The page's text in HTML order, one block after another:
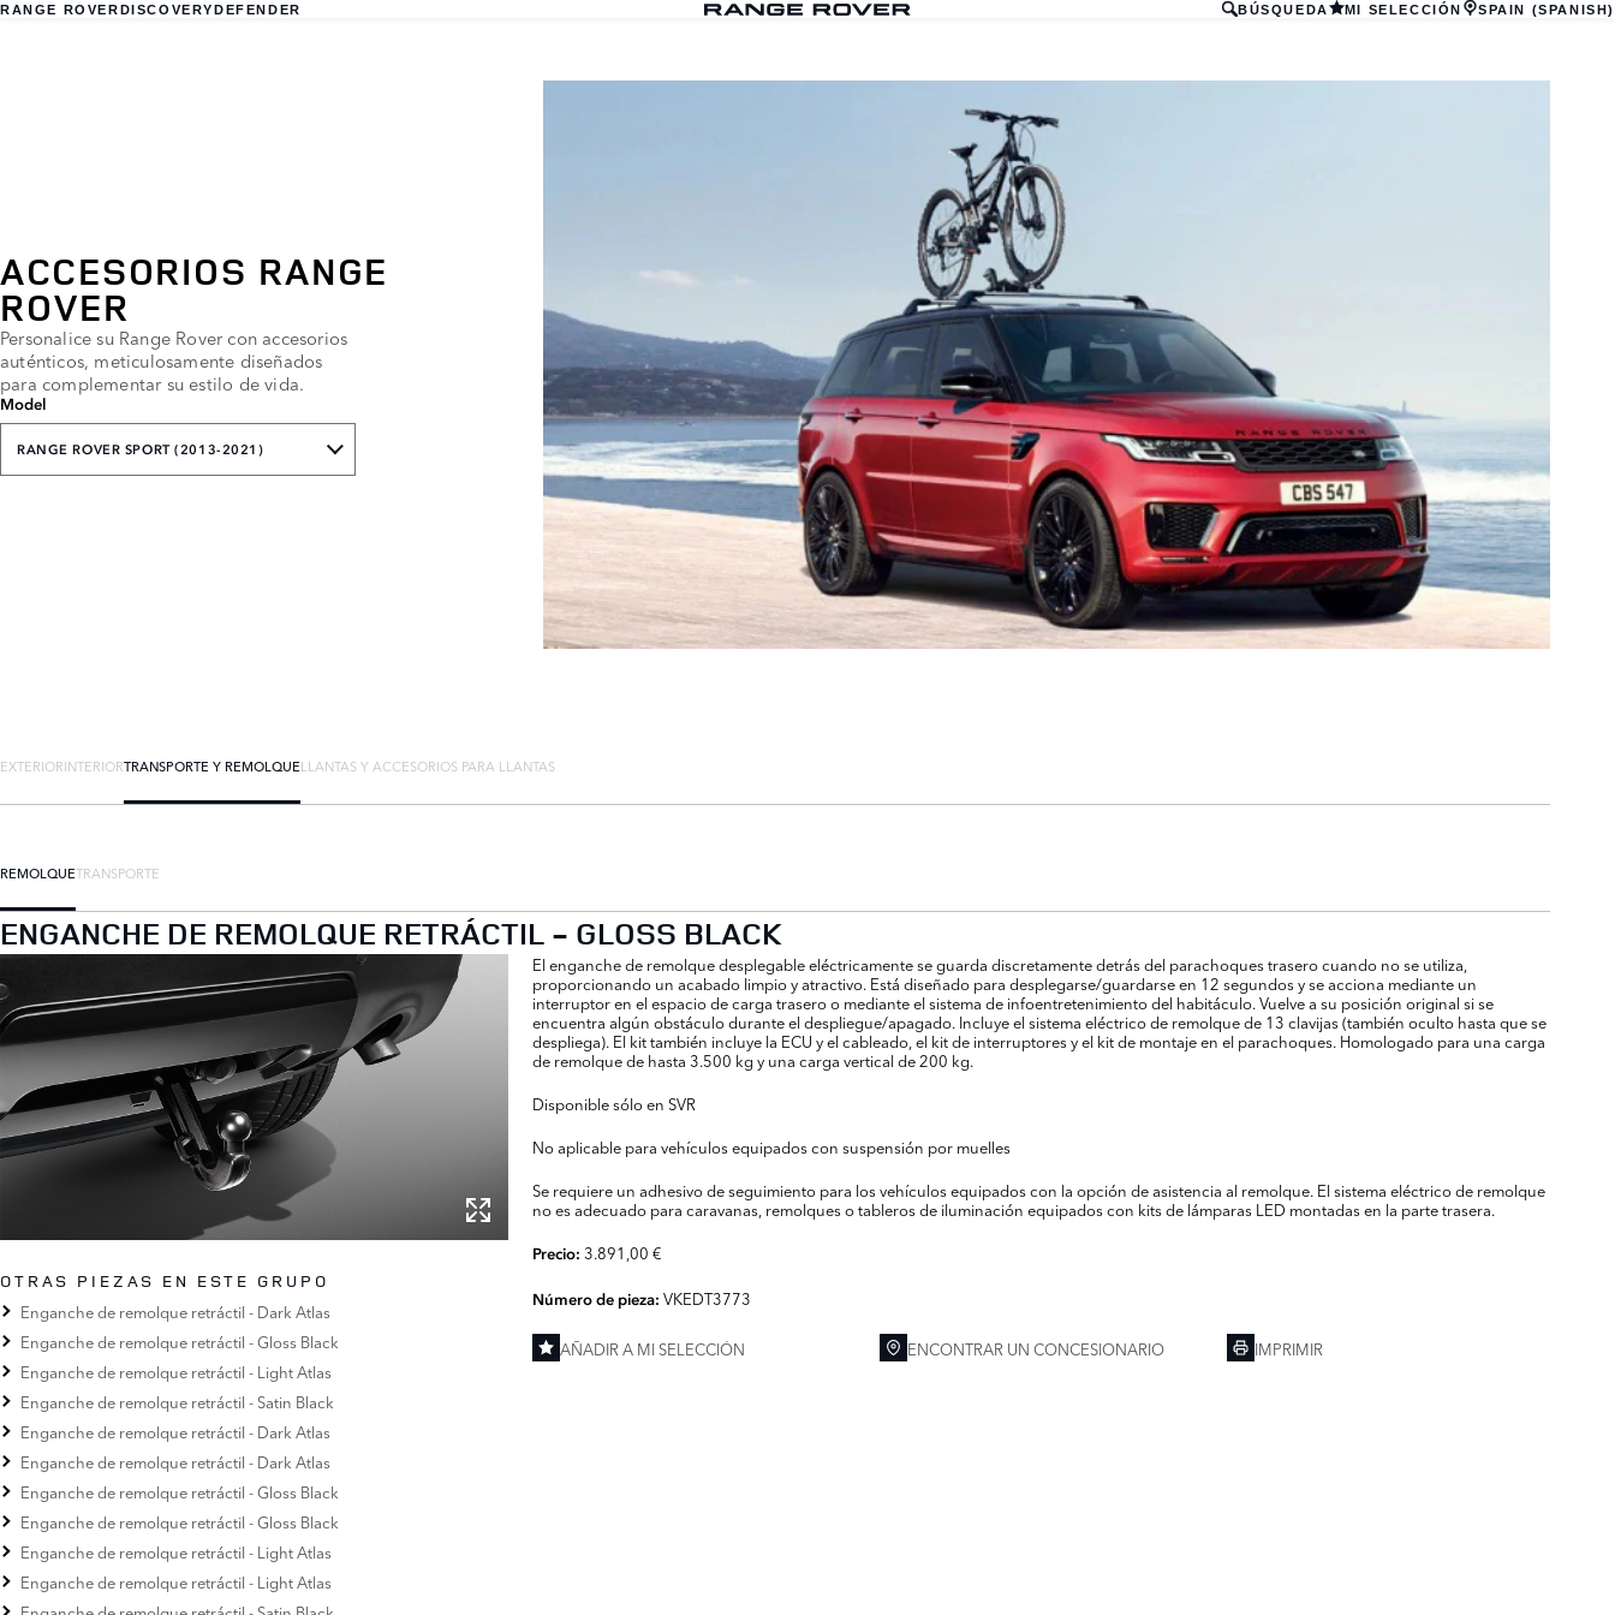
RANGE ROVERDISCOVERYDEFENDER BÚSQUEDA MI SELECCIÓN SPAIN (SPANISH)
ACCESORIOS RANGE
ROVER
Personalice su Range Rover con accesorios
auténticos, meticulosamente diseñados
para complementar su estilo de vida.
Model
RANGE ROVER SPORT (2013-2021)
EXTERIORINTERIORTRANSPORTE Y REMOLQUELLANTAS Y ACCESORIOS PARA LLANTAS
REMOLQUETRANSPORTE
ENGANCHE DE REMOLQUE RETRÁCTIL - GLOSS BLACK
El enganche de remolque desplegable eléctricamente se guarda discretamente detrás del parachoques trasero cuando no se utiliza,
proporcionando un acabado limpio y atractivo. Está diseñado para desplegarse/guardarse en 12 segundos y se acciona mediante un
interruptor en el espacio de carga trasero o mediante el sistema de infoentretenimiento del habitáculo. Vuelve a su posición original si se
encuentra algún obstáculo durante el despliegue/apagado. Incluye el sistema eléctrico de remolque de 13 clavijas (también oculto hasta que se
despliega). El kit también incluye la ECU y el cableado, el kit de interruptores y el kit de montaje en el parachoques. Homologado para una carga
de remolque de hasta 3.500 kg y una carga vertical de 200 kg.
Disponible sólo en SVR
No aplicable para vehículos equipados con suspensión por muelles
Se requiere un adhesivo de seguimiento para los vehículos equipados con la opción de asistencia al remolque. El sistema eléctrico de remolque
no es adecuado para caravanas, remolques o tableros de iluminación equipados con kits de lámparas LED montadas en la parte trasera.
Precio:3.891,00 €
Número de pieza:VKEDT3773
AÑADIR A MI SELECCIÓN ENCONTRAR UN CONCESIONARIO IMPRIMIR
OTRAS PIEZAS EN ESTE GRUPO
Enganche de remolque retráctil - Dark Atlas
Enganche de remolque retráctil - Gloss Black
Enganche de remolque retráctil - Light Atlas
Enganche de remolque retráctil - Satin Black
Enganche de remolque retráctil - Dark Atlas
Enganche de remolque retráctil - Dark Atlas
Enganche de remolque retráctil - Gloss Black
Enganche de remolque retráctil - Gloss Black
Enganche de remolque retráctil - Light Atlas
Enganche de remolque retráctil - Light Atlas